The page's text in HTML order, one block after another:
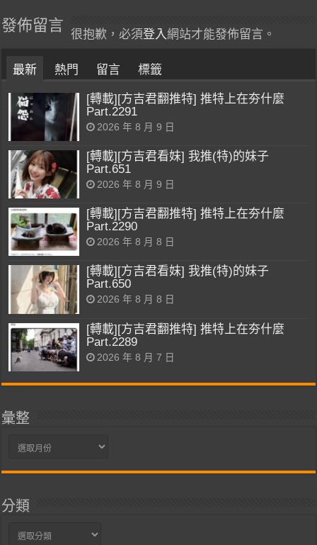
發佈留言
很抱歉，必須登入網站才能發佈留言。
最新 熱門 留言 標籤
[轉載][方吉君翻推特] 推特上在夯什麼
Part.2291
2026 年 8 月 9 日
[轉載][方吉君看妹] 我推(特)的妹子
Part.651
2026 年 8 月 9 日
[轉載][方吉君翻推特] 推特上在夯什麼
Part.2290
2026 年 8 月 8 日
[轉載][方吉君看妹] 我推(特)的妹子
Part.650
2026 年 8 月 8 日
[轉載][方吉君翻推特] 推特上在夯什麼
Part.2289
2026 年 8 月 7 日
彙整
彙
分類
分